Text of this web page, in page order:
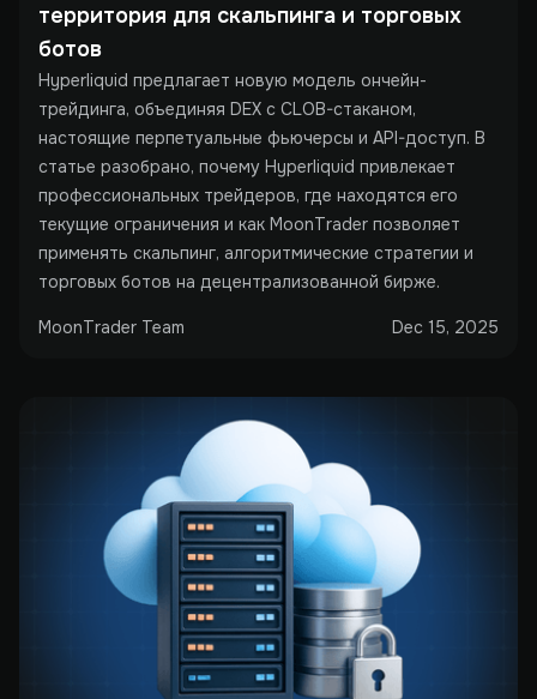
территория для скальпинга и торговых
ботов
Hyperliquid предлагает новую модель ончейн-
трейдинга, объединяя DEX с CLOB-стаканом,
настоящие перпетуальные фьючерсы и API-доступ. В
статье разобрано, почему Hyperliquid привлекает
профессиональных трейдеров, где находятся его
текущие ограничения и как MoonTrader позволяет
применять скальпинг, алгоритмические стратегии и
торговых ботов на децентрализованной бирже.
MoonTrader Team Dec 15, 2025